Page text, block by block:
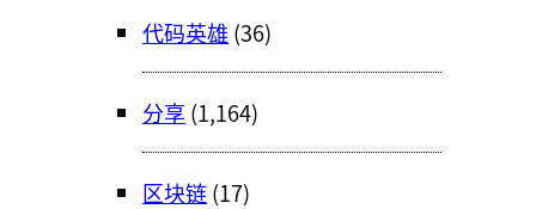
代码英雄 (36)
分享 (1,164)
区块链(17)